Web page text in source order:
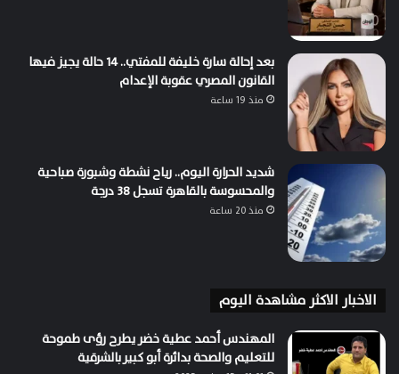
بعد إحالة سارة خليفة للمفتي.. 14 حالة يجيز فيها
القانون المصري عقوبة الإعدام
منذ 19 ساعة
شديد الحرارة اليوم.. رياح نشطة وشبورة صباحية
والمحسوسة بالقاهرة تسجل 38 درجة
منذ 20 ساعة
الاخبار الاكثر مشاهدة اليوم
المهندس أحمد عطية خضر يطرح رؤى طموحة
للتعليم والصحة بدائرة أبو كبير بالشرقية